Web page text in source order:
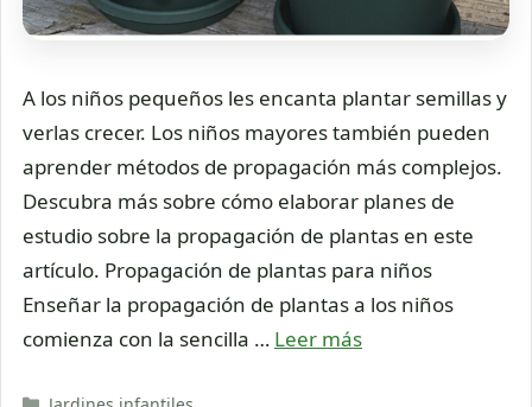
A los niños pequeños les encanta plantar semillas y
verlas crecer. Los niños mayores también pueden
aprender métodos de propagación más complejos.
Descubra más sobre cómo elaborar planes de
estudio sobre la propagación de plantas en este
artículo. Propagación de plantas para niños
Enseñar la propagación de plantas a los niños
comienza con la sencilla … Leer más
Categorías